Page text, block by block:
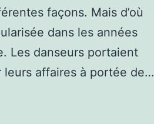
façons. Mais d’où
dans les années
Les danseurs portaient
leurs affaires à portée de…